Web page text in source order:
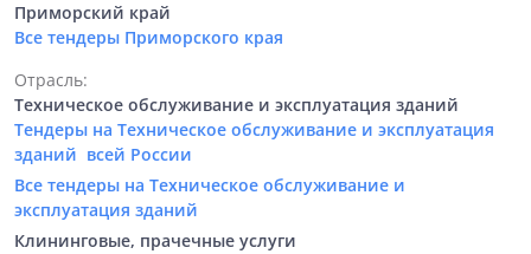
Приморский край
Все тендеры Приморского края
Отрасль:
Техническое обслуживание и эксплуатация зданий
Тендеры на Техническое обслуживание и эксплуатация
зданий всей России
Все тендеры на Техническое обслуживание и
эксплуатация зданий
Клининговые, прачечные услуги